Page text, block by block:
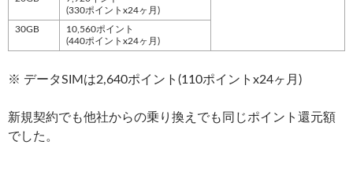
(330ポイントx24ヶ月)
30GB
10,560ポイント
(440ポイントx24ヶ月)
※ データSIMは2,640ポイント(110ポイントx24ヶ月)
新規契約でも他社からの乗り換えでも同じポイント還元額
でした。